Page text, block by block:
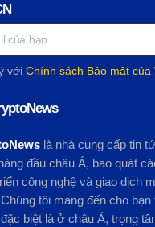
với Chính sách Bảo mật của
là nhà cung cấp tin
đầu châu Á, bao quát
công nghệ và giao dịch
tôi mang đến cho
biệt là ở châu Á, trọng